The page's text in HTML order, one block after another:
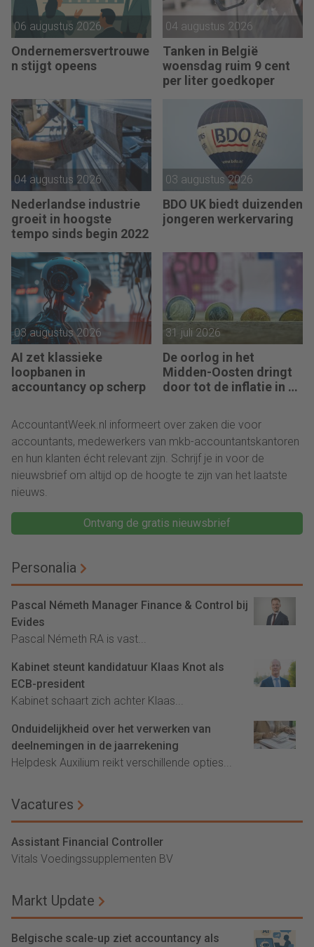
06 augustus 2026
Ondernemersvertrouwe
n stijgt opeens
04 augustus 2026
Tanken in België
woensdag ruim 9 cent
per liter goedkoper
04 augustus 2026
Nederlandse industrie
groeit in hoogste
tempo sinds begin 2022
03 augustus 2026
BDO UK biedt duizenden
jongeren werkervaring
03 augustus 2026
AI zet klassieke
loopbanen in
accountancy op scherp
31 juli 2026
De oorlog in het
Midden-Oosten dringt
door tot de inflatie in de
AccountantWeek.nl informeert over zaken die voor
accountants, medewerkers van mkb-accountantskantoren
en hun klanten écht relevant zijn. Schrijf je in voor de
nieuwsbrief om altijd op de hoogte te zijn van het laatste
nieuws.
Ontvang de gratis nieuwsbrief
Personalia
Pascal Németh Manager Finance & Control bij
Evides
Pascal Németh RA is vast...
Kabinet steunt kandidatuur Klaas Knot als
ECB-president
Kabinet schaart zich achter Klaas...
Onduidelijkheid over het verwerken van
deelnemingen in de jaarrekening
Helpdesk Auxilium reikt verschillende opties...
Vacatures
Assistant Financial Controller
Vitals Voedingssupplementen BV
Markt Update
Belgische scale-up ziet accountancy als